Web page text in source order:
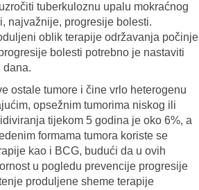
tuberkuloznu upalu mokraćnog
najvažnije, progresije bolesti.
oblik terapije održavanja počinje
bolesti potrebno je nastaviti
dana.
ostale tumore i čine vrlo heterogenu
opsežnim tumorima niskog ili
tijekom 5 godina je oko 6%, a
formama tumora koriste se
kao i BCG, budući da u ovih
u pogledu prevencije progresije
produljene sheme terapije